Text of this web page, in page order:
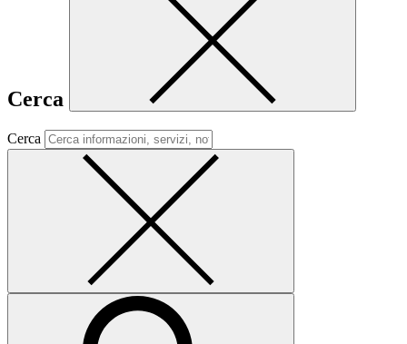
Cerca
Cerca